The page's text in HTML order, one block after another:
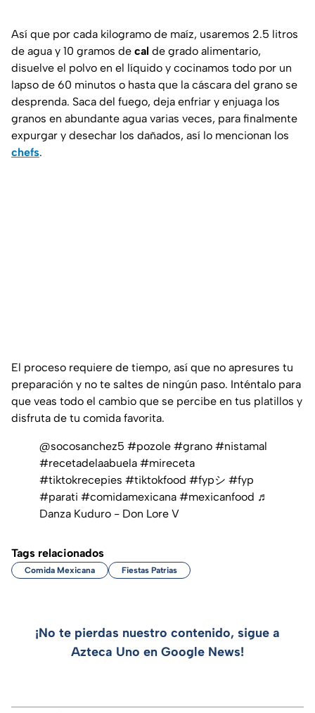
Así que por cada kilogramo de maíz, usaremos 2.5 litros
de agua y 10 gramos de cal de grado alimentario,
disuelve el polvo en el líquido y cocinamos todo por un
lapso de 60 minutos o hasta que la cáscara del grano se
desprenda. Saca del fuego, deja enfriar y enjuaga los
granos en abundante agua varias veces, para finalmente
expurgar y desechar los dañados, así lo mencionan los
chefs.
El proceso requiere de tiempo, así que no apresures tu
preparación y no te saltes de ningún paso. Inténtalo para
que veas todo el cambio que se percibe en tus platillos y
disfruta de tu comida favorita.
@socosanchez5 #pozole #grano #nistamal
#recetadelaabuela #mireceta
#tiktokrecepies #tiktokfood #fypシ #fyp
#parati #comidamexicana #mexicanfood ♬
Danza Kuduro - Don Lore V
Tags relacionados
Comida Mexicana Fiestas Patrias
¡No te pierdas nuestro contenido, sigue a
Azteca Uno en Google News!